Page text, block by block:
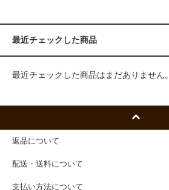
最近チェックした商品
最近チェックした商品はまだありません。
返品について
配送・送料について
支払い方法について